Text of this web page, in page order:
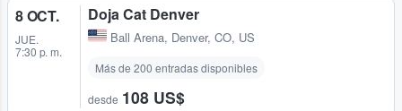
8 OCT.
JUE.
7:30 p. m.
Doja Cat Denver
Ball Arena, Denver, CO, US
Más de 200 entradas disponibles
desde 108 US$